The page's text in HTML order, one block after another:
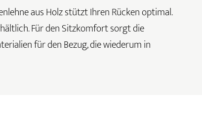
aus Holz stützt Ihren Rücken optimal.
Für den Sitzkomfort sorgt die
für den Bezug, die wiederum in